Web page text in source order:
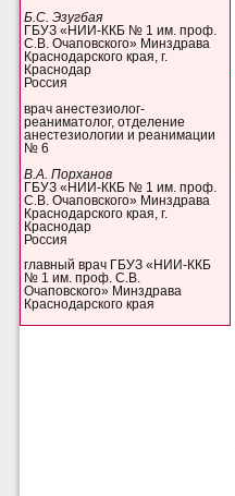
Б.С. Эзугбая
ГБУЗ «НИИ-ККБ № 1 им. проф.
С.В. Очаповского» Минздрава
Краснодарского края, г.
Краснодар
Россия
врач анестезиолог-
реаниматолог, отделение
анестезиологии и реанимации
№ 6
В.А. Порханов
ГБУЗ «НИИ-ККБ № 1 им. проф.
С.В. Очаповского» Минздрава
Краснодарского края, г.
Краснодар
Россия
главный врач ГБУЗ «НИИ-ККБ
№ 1 им. проф. С.В.
Очаповского» Минздрава
Краснодарского края